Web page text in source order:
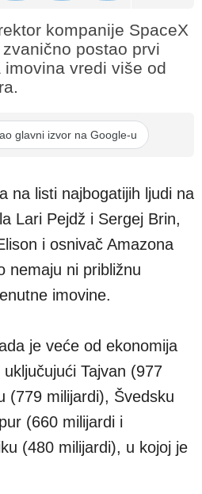
kompanije SpaceX
postao prvi
vredi više od
glavni izvor na Google-u
na listi najbogatijih ljudi na
Lari Pejdž i Sergej Brin,
i osnivač Amazona
nemaju ni približnu
imovine.
je veće od ekonomija
Tajvan (977
(779 milijardi), Švedsku
(660 milijardi i
(480 milijardi), u kojoj je